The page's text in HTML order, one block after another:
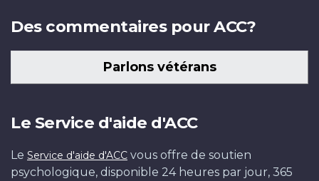
Des commentaires pour ACC?
Parlons vétérans
Le Service d'aide d'ACC
Le Service d'aide d'ACC vous offre de soutien
psychologique, disponible 24 heures par jour, 365